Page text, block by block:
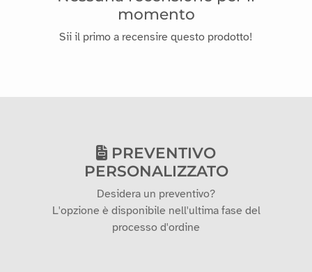
momento
Sii il primo a recensire questo prodotto!
PREVENTIVO
PERSONALIZZATO
Desidera un preventivo?
L'opzione è disponibile nell'ultima fase del
processo d'ordine